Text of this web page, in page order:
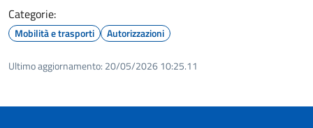
Categorie:
Mobilità e trasporti Autorizzazioni
Ultimo aggiornamento: 20/05/2026 10:25.11